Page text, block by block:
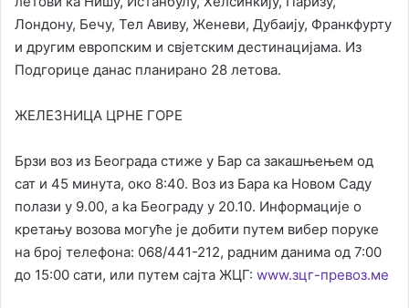
Лондону, Бечу, Тел Авиву, Женеви, Дубаију, Франкфурту
и другим европским и свјетским дестинацијама. Из
Подгорице данас планирано 28 летова.
ЖЕЛЕЗНИЦА ЦРНЕ ГОРЕ
Брзи воз из Београда стиже у Бар са закашњењем од
сат и 45 минута, око 8:40. Воз из Бара ка Новом Саду
полази у 9.00, a ka Београду у 20.10. Информације о
кретању возова могуће је добити путем вибер поруке
на број телефона: 068/441-212, радним данима од 7:00
до 15:00 сати, или путем сајта ЖЦГ: www.зцг-превоз.ме